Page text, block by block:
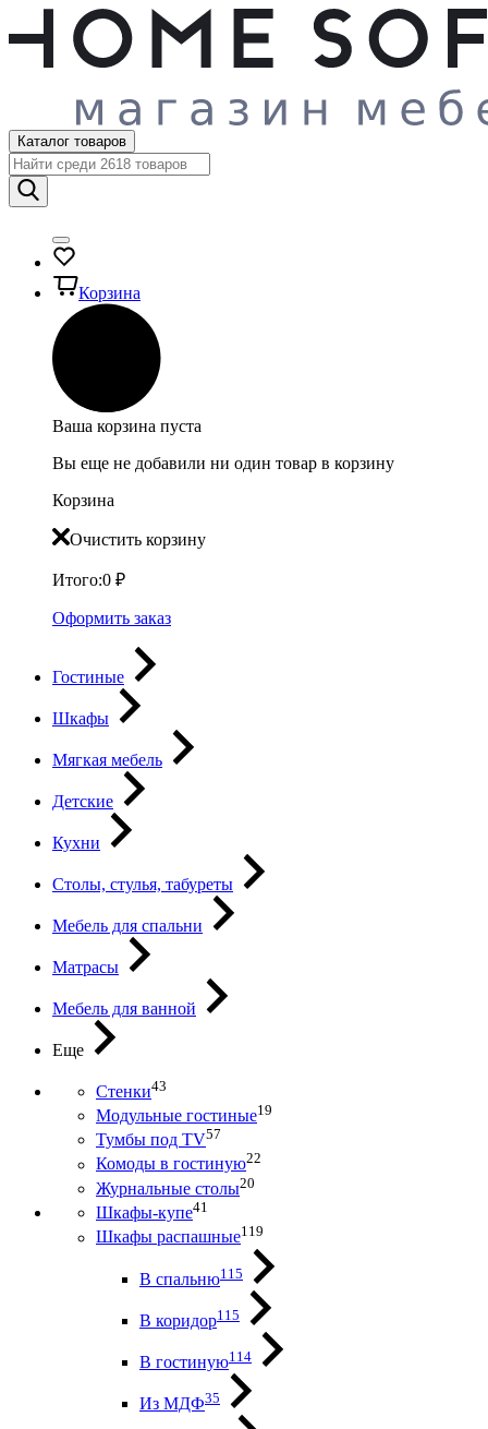
Каталог товаров
Корзина
Ваша корзина пуста
Вы еще не добавили ни один товар в корзину
Корзина
Очистить корзину
Итого:0 ₽
Оформить заказ
Гостиные
Шкафы
Мягкая мебель
Детские
Кухни
Столы, стулья, табуреты
Мебель для спальни
Матрасы
Мебель для ванной
Еще
Стенки43
Модульные гостиные19
Тумбы под ТV57
Комоды в гостиную22
Журнальные столы20
Шкафы-купе41
Шкафы распашные119
В спальню115
В коридор115
В гостиную114
Из МДФ35